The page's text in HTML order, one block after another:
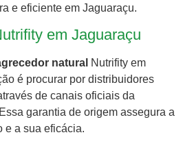
e eficiente em Jaguaraçu.
em Jaguaraçu
natural Nutrifity em
é procurar por distribuidores
de canais oficiais da
garantia de origem assegura a
e a sua eficácia.